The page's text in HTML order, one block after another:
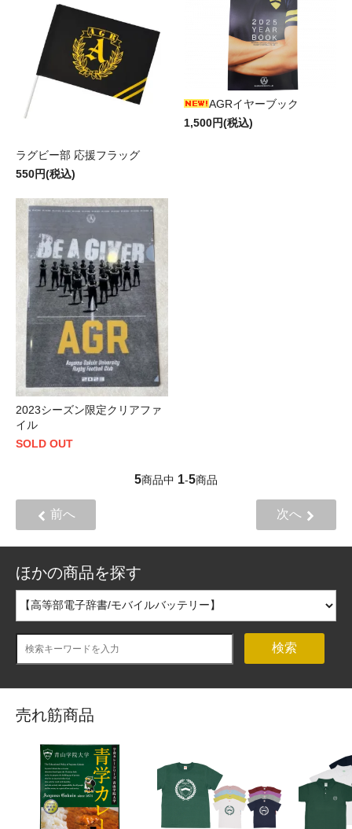
ラグビー部 応援フラッグ
550円(税込)
AGRイヤーブック
1,500円(税込)
2023シーズン限定クリアファ
イル
SOLD OUT
5商品中 1-5商品
前へ 次へ
ほかの商品を探す
検索
売れ筋商品